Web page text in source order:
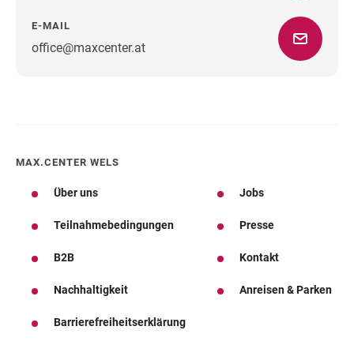
E-MAIL
office@maxcenter.atWegbeschreibung
MAX.CENTER WELS
Über uns Jobs
Teilnahmebedingungen Presse
B2B Kontakt
Nachhaltigkeit Anreisen & Parken
Barrierefreiheitserklärung